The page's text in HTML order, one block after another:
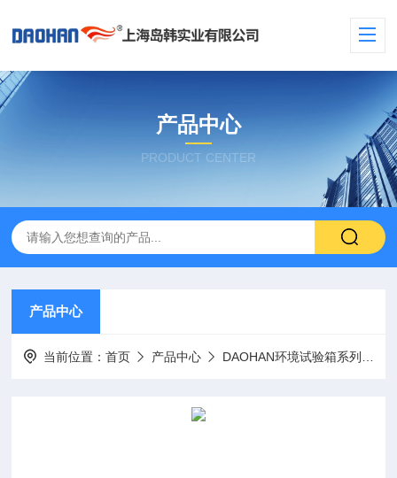
产品中心
PRODUCT CENTER
产品中心
当前位置：首页 产品中心 DAOHAN环境试验箱系列